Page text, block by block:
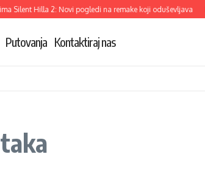
Silent Hilla 2: Novi pogledi na remake koji oduševljava
Putovanja Kontaktiraj nas